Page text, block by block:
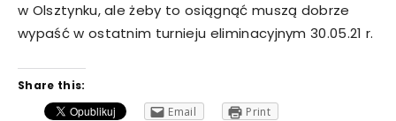
w Olsztynku, ale żeby to osiągnąć muszą dobrze
wypaść w ostatnim turnieju eliminacyjnym 30.05.21 r.
Share this:
Email
Print